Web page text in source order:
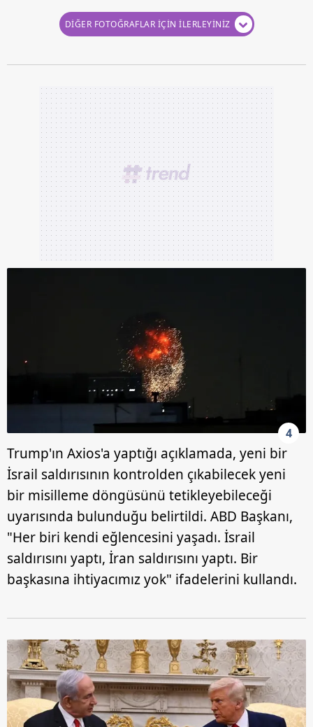
DİĞER FOTOĞRAFLAR İÇİN İLERLEYİNİZ
4
Trump'ın Axios'a yaptığı açıklamada, yeni bir
İsrail saldırısının kontrolden çıkabilecek yeni
bir misilleme döngüsünü tetikleyebileceği
uyarısında bulunduğu belirtildi. ABD Başkanı,
"Her biri kendi eğlencesini yaşadı. İsrail
saldırısını yaptı, İran saldırısını yaptı. Bir
başkasına ihtiyacımız yok" ifadelerini kullandı.